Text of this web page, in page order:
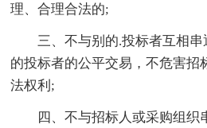
理、合理合法的;
三、不与别的.投标者互相串
的投标者的公平交易，不危害招
法权利;
四、不与招标人或采购组织